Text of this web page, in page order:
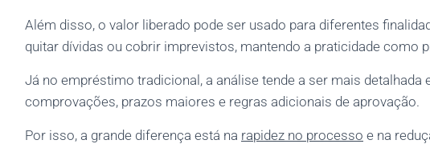
Além disso, o valor liberado pode ser usado para diferentes
quitar dívidas ou cobrir imprevistos, mantendo a praticidade como
Já no empréstimo tradicional, a análise tende a ser mais detalhada
comprovações, prazos maiores e regras adicionais de aprovação.
Por isso, a grande diferença está na rapidez no processo e na